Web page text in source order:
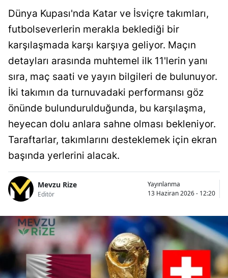
Dünya Kupası'nda Katar ve İsviçre takımları,
futbolseverlerin merakla beklediği bir
karşılaşmada karşı karşıya geliyor. Maçın
detayları arasında muhtemel ilk 11'lerin yanı
sıra, maç saati ve yayın bilgileri de bulunuyor.
İki takımın da turnuvadaki performansı göz
önünde bulundurulduğunda, bu karşılaşma,
heyecan dolu anlara sahne olması bekleniyor.
Taraftarlar, takımlarını desteklemek için ekran
başında yerlerini alacak.
Mevzu Rize
Editör
Yayınlanma
13 Haziran 2026 - 12:20